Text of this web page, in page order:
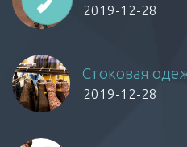
2019-12-28
Стоковая
2019-12-28